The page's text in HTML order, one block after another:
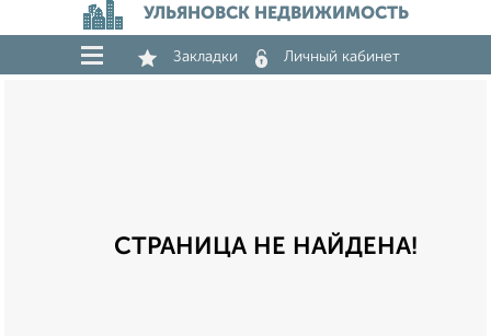
УЛЬЯНОВСК НЕДВИЖИМОСТЬ
Закладки Личный кабинет
СТРАНИЦА НЕ НАЙДЕНА!